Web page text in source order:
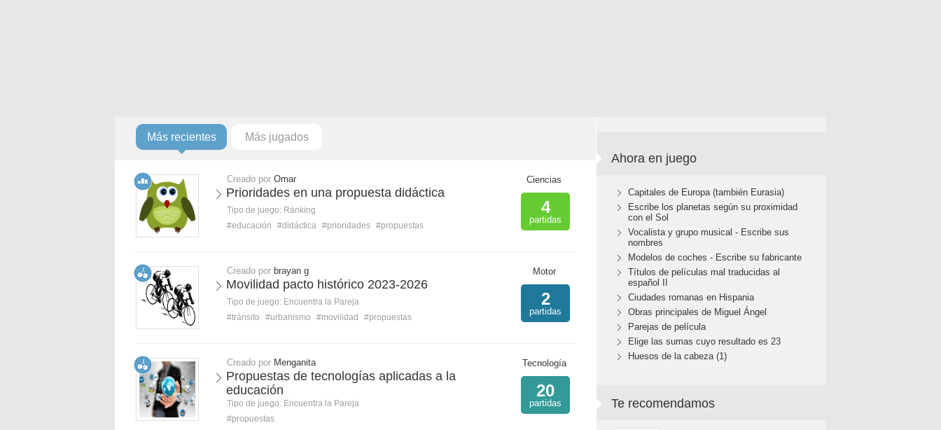
Más recientes Más jugados
Creado por Omar
Prioridades en una propuesta didáctica
Tipo de juego: Ránking
#educación
#didáctica #prioridades #propuestas
Ciencias
4
partidas
Creado por brayan g
Movilidad pacto histórico 2023-2026
Tipo de juego: Encuentra la Pareja
#tránsito
#urbanismo #movilidad #propuestas
Motor
2
partidas
Creado por Menganita
Propuestas de tecnologías aplicadas a la
educación
Tipo de juego: Encuentra la Pareja
#propuestas
Tecnología
20
partidas
Ahora en juego
Capitales de Europa (también Eurasia)
Escribe los planetas según su proximidad
con el Sol
Vocalista y grupo musical - Escribe sus
nombres
Modelos de coches - Escribe su fabricante
Títulos de películas mal traducidas al
español II
Ciudades romanas en Hispania
Obras principales de Miguel Ángel
Parejas de película
Elige las sumas cuyo resultado es 23
Huesos de la cabeza (1)
Te recomendamos